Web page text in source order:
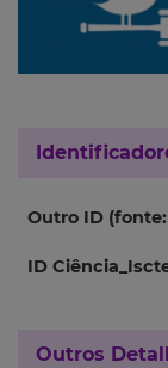
Outro ID (fonte:
ID
Outros